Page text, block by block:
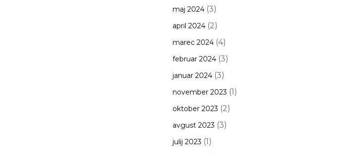
maj 2024(3)
april 2024(2)
marec 2024(4)
februar 2024(3)
januar 2024(3)
november 2023 (1)
oktober 2023 (2)
avgust 2023 (3)
julij 2023 (1)